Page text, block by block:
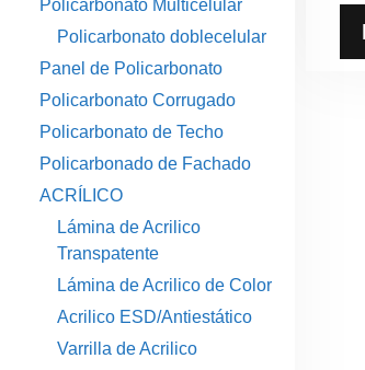
Policarbonato Multicelular
Policarbonato doblecelular
Panel de Policarbonato
Policarbonato Corrugado
Policarbonato de Techo
Policarbonado de Fachado
ACRÍLICO
Lámina de Acrilico
Transpatente
Lámina de Acrilico de Color
Acrilico ESD/Antiestático
Varrilla de Acrilico